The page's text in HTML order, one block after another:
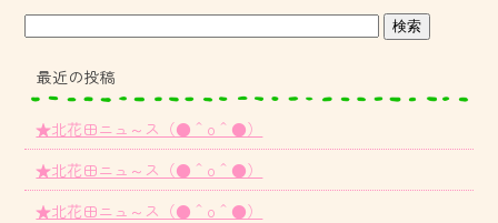
最近の投稿
★北花田ニュ～ス（●＾o＾●）
★北花田ニュ～ス（●＾o＾●）
★北花田ニュ～ス（●＾o＾●）